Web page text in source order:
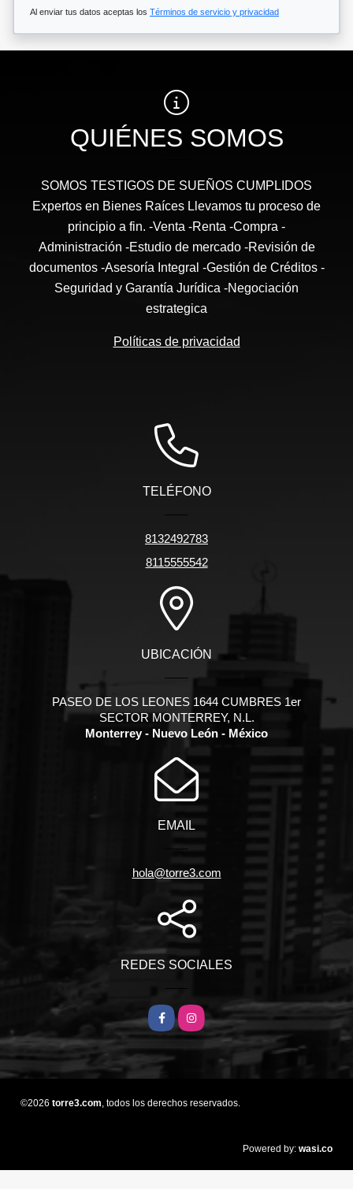
Al enviar tus datos aceptas los Términos de servicio y privacidad
QUIÉNES SOMOS
SOMOS TESTIGOS DE SUEÑOS CUMPLIDOS
Expertos en Bienes Raíces Llevamos tu proceso de
principio a fin. -Venta -Renta -Compra -
Administración -Estudio de mercado -Revisión de
documentos -Asesoría Integral -Gestión de Créditos -
Seguridad y Garantía Jurídica -Negociación
estrategica
Políticas de privacidad
TELÉFONO
8132492783
8115555542
UBICACIÓN
PASEO DE LOS LEONES 1644 CUMBRES 1er
SECTOR MONTERREY, N.L.
Monterrey - Nuevo León - México
EMAIL
hola@torre3.com
REDES SOCIALES
FacebookInstagram
©2026 torre3.com , todos los derechos reservados.
Powered by: wasi.co